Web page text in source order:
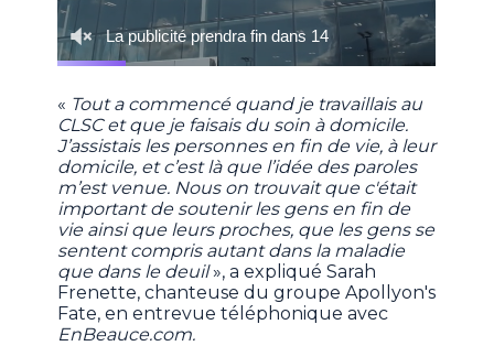
« Tout a commencé quand je travaillais au
CLSC et que je faisais du soin à domicile.
J’assistais les personnes en fin de vie, à leur
domicile, et c’est là que l’idée des paroles
m’est venue. Nous on trouvait que c'était
important de soutenir les gens en fin de
vie ainsi que leurs proches, que les gens se
sentent compris autant dans la maladie
que dans le deuil», a expliqué Sarah
Frenette, chanteuse du groupe Apollyon's
Fate, en entrevue téléphonique avec
EnBeauce.com.